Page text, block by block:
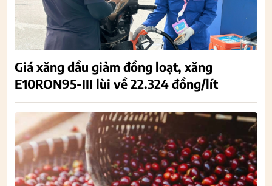
Giá xăng dầu giảm đồng loạt, xăng
E10RON95-III lùi về 22.324 đồng/lít